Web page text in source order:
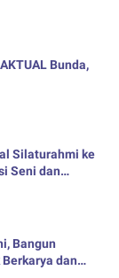
Bunda,
Silaturahmi ke
Seni dan
Bangun
dan